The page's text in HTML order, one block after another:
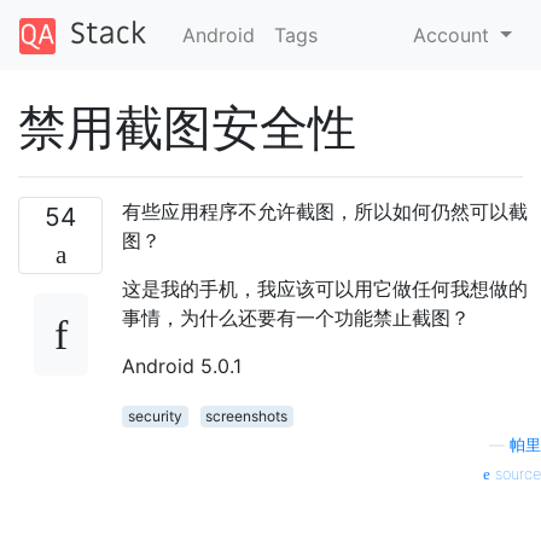
Android Tags Account
禁用截图安全性
54
有些应用程序不允许截图，所以如何仍然可以截
图？
这是我的手机，我应该可以用它做任何我想做的
事情，为什么还要有一个功能禁止截图？
Android 5.0.1
security
screenshots
帕里
source